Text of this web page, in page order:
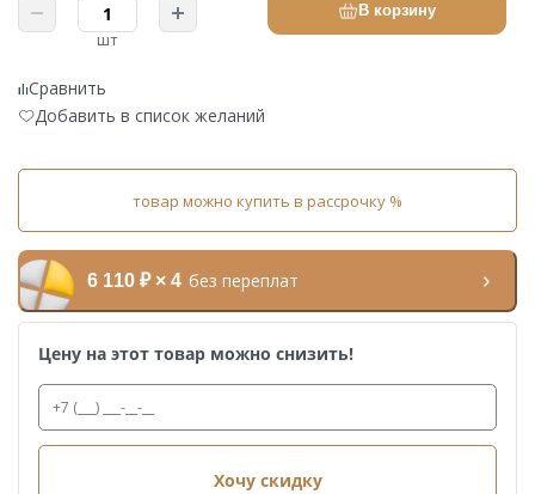
шт
В корзину
Сравнить
Добавить в список желаний
товар можно купить в рассрочку %
6 110 ₽ × 4 без переплат
Цену на этот товар можно снизить!
Хочу скидку